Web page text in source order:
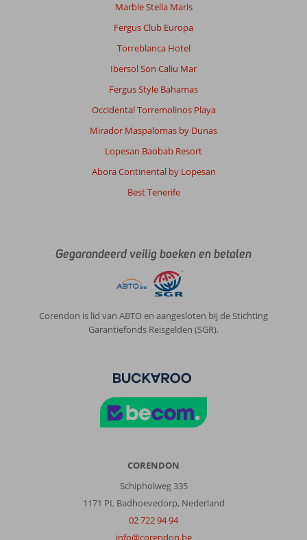
Marble Stella Maris
Fergus Club Europa
Torreblanca Hotel
Ibersol Son Caliu Mar
Fergus Style Bahamas
Occidental Torremolinos Playa
Mirador Maspalomas by Dunas
Lopesan Baobab Resort
Abora Continental by Lopesan
Best Tenerife
Gegarandeerd veilig boeken en betalen
Corendon is lid van ABTO en aangesloten bij de Stichting
Garantiefonds Reisgelden (SGR).
CORENDON
Schipholweg 335
1171 PL Badhoevedorp, Nederland
02 722 94 94
info@corendon.be